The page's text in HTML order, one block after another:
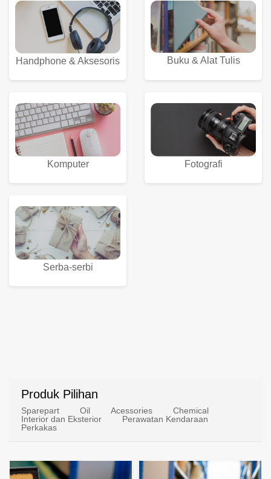
Handphone & Aksesoris Buku & Alat Tulis
Komputer Fotografi
Serba-serbi
Produk Pilihan
Sparepart Oil Acessories
Chemical
Interior dan Eksterior
Perawatan Kendaraan
Perkakas